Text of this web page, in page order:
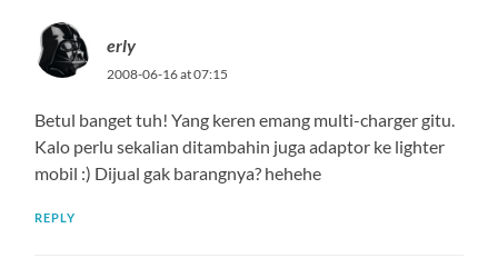
erly
2008-06-16 at 07:15
Betul banget tuh! Yang keren emang multi-charger gitu.
Kalo perlu sekalian ditambahin juga adaptor ke lighter
mobil :) Dijual gak barangnya? hehehe
REPLY